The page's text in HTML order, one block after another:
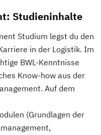
Studieninhalte
Studium legst du den
in der Logistik. Im
BWL-Kenntnisse
Know-how aus der
Auf dem
(Grundlagen der